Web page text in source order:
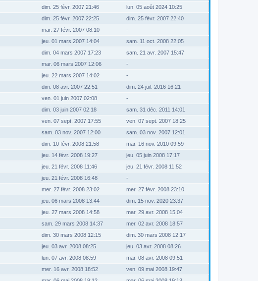
dim. 25 févr. 2007 21:46
lun. 05 août 2024 10:25
dim. 25 févr. 2007 22:25
dim. 25 févr. 2007 22:40
mar. 27 févr. 2007 08:10
-
jeu. 01 mars 2007 14:04
sam. 11 oct. 2008 22:05
dim. 04 mars 2007 17:23
sam. 21 avr. 2007 15:47
mar. 06 mars 2007 12:06
-
jeu. 22 mars 2007 14:02
-
dim. 08 avr. 2007 22:51
dim. 24 juil. 2016 16:21
ven. 01 juin 2007 02:08
-
dim. 03 juin 2007 02:18
sam. 31 déc. 2011 14:01
ven. 07 sept. 2007 17:55
ven. 07 sept. 2007 18:25
sam. 03 nov. 2007 12:00
sam. 03 nov. 2007 12:01
dim. 10 févr. 2008 21:58
mar. 16 nov. 2010 09:59
jeu. 14 févr. 2008 19:27
jeu. 05 juin 2008 17:17
jeu. 21 févr. 2008 11:46
jeu. 21 févr. 2008 11:52
jeu. 21 févr. 2008 16:48
-
mer. 27 févr. 2008 23:02
mer. 27 févr. 2008 23:10
jeu. 06 mars 2008 13:44
dim. 15 nov. 2020 23:37
jeu. 27 mars 2008 14:58
mar. 29 avr. 2008 15:04
sam. 29 mars 2008 14:37
mer. 02 avr. 2008 18:57
dim. 30 mars 2008 12:15
dim. 30 mars 2008 12:17
jeu. 03 avr. 2008 08:25
jeu. 03 avr. 2008 08:26
lun. 07 avr. 2008 08:59
mar. 08 avr. 2008 09:51
mer. 16 avr. 2008 18:52
ven. 09 mai 2008 19:47